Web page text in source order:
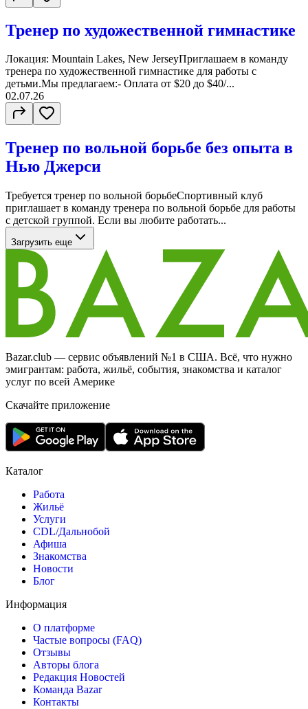
Тренер по художественной гимнастике
Локация: Mountain Lakes, New JerseyПриглашаем в команду
тренера по художественной гимнастике для работы с
детьми.Мы предлагаем:- Оплата от $20 до $40/...
02.07.26
Тренер по вольной борьбе без опыта в
Нью Джерси
Требуется тренер по вольной борьбеСпортивный клуб
приглашает в команду тренера по вольной борьбе для работы
с детской группой. Если вы любите работать...
Загрузить еще
Bazar.club — сервис объявлений №1 в США. Всё, что нужно
эмигрантам: работа, жильё, события, знакомства и каталог
услуг по всей Америке
Скачайте приложение
Каталог
Работа
Жильё
Услуги
CDL/Дальнобой
Афиша
Знакомства
Новости
Блог
Информация
О платформе
Частые вопросы (FAQ)
Отзывы
Авторы блога
Редакция Новостей
Команда Bazar
Контакты